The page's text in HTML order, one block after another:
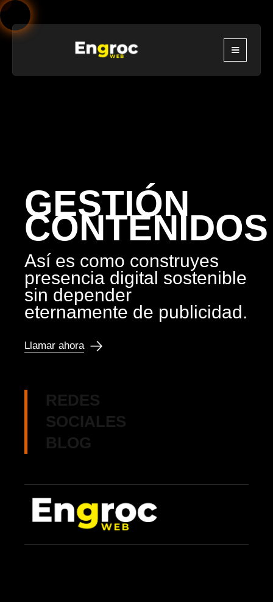
GESTIÓN
CONTENIDOS
Así es como construyes
presencia digital sostenible
sin depender
eternamente de publicidad.
Llamar ahora
REDES
SOCIALES
BLOG